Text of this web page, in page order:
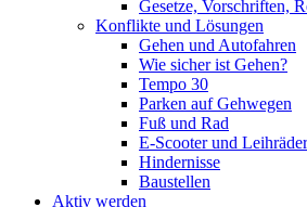
Gesetze, Vorschriften,
Konflikte und Lösungen
Gehen und Autofahren
Wie sicher ist Gehen?
Tempo 30
Parken auf Gehwegen
Fuß und Rad
E-Scooter und Leihräder
Hindernisse
Baustellen
Aktiv werden